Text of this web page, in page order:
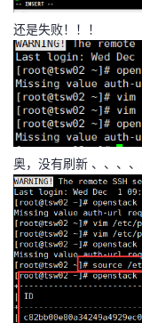
学
堂
我
的
课
程
我
的
认
我
的
我
持
我
的
技
术
支
我
的
云
声
还是失败！！！
奥，没有刷新 、、、